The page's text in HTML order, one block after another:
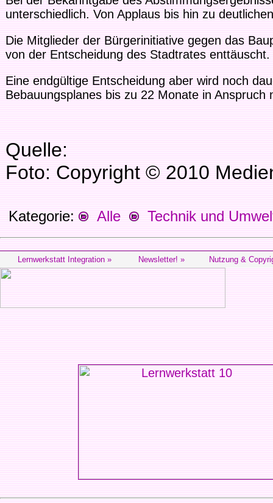
unterschiedlich. Von Applaus bis hin zu
Die Mitglieder der Bürgerinitiative gegen das
von der Entscheidung des Stadtrates enttäuscht.
Eine endgültige Entscheidung aber wird noch
Bebauungsplanes bis zu 22 Monate in Anspruch
Quelle:
Foto: Copyright © 2010
Kategorie: Alle Technik und
Lernwerkstatt Integration » Newsletter! » Nutzung &